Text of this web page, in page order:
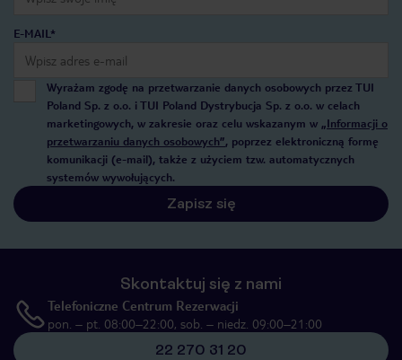
E-MAIL*
Wyrażam zgodę na przetwarzanie danych osobowych przez TUI
Poland Sp. z o.o. i TUI Poland Dystrybucja Sp. z o.o. w celach
marketingowych, w zakresie oraz celu wskazanym w „Informacji o
przetwarzaniu danych osobowych”, poprzez elektroniczną formę
komunikacji (e-mail), także z użyciem tzw. automatycznych
systemów wywołujących.
Zapisz się
Skontaktuj się z nami
Telefoniczne Centrum Rezerwacji
pon. – pt. 08:00–22:00, sob. – niedz. 09:00–21:00
22 270 31 20